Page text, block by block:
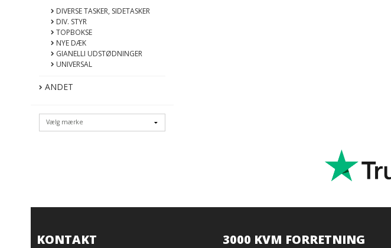
DIVERSE TASKER, SIDETASKER
DIV. STYR
TOPBOKSE
NYE DÆK
GIANELLI UDSTØDNINGER
UNIVERSAL
ANDET
KONTAKT 3000 KVM FORRETNING